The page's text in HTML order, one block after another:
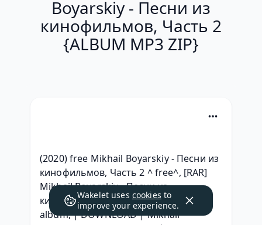
Boyarskiy - Песни из
кинофильмов, Часть 2
{ALBUM MP3 ZIP}
(2020) free Mikhail Boyarskiy - Песни из
кинофильмов, Часть 2 ^ free^, [RAR]
Mikhail Boyarskiy - Песни из
кинофильмов, Часть 2 Descargar
album, | DOWNLOAD | Mikhail
Wakelet uses cookies to
improve your experience.